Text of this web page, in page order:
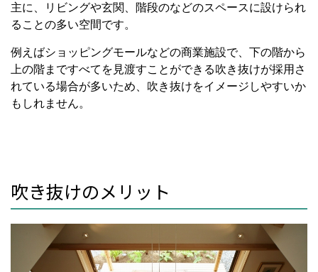
主に、リビングや玄関、階段のなどのスペースに設けられ
ることの多い空間です。
例えばショッピングモールなどの商業施設で、下の階から
上の階まですべてを見渡すことができる吹き抜けが採用さ
れている場合が多いため、吹き抜けをイメージしやすいか
もしれません。
吹き抜けのメリット